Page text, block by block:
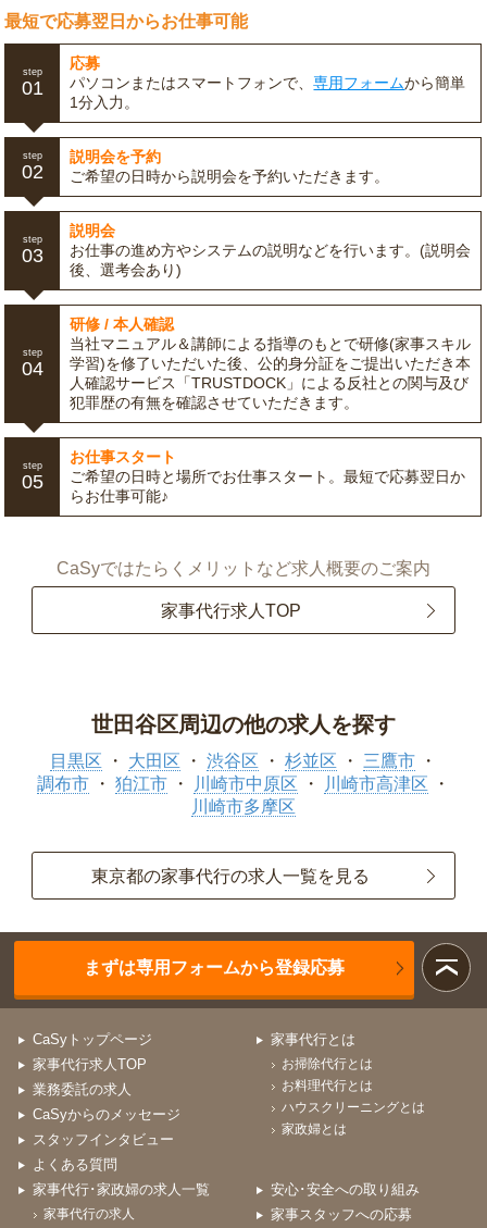
最短で応募翌日からお仕事可能
step
01
応募
パソコンまたはスマートフォンで、専用フォームから簡単
1分入力。
step
02
説明会を予約
ご希望の日時から説明会を予約いただきます。
step
03
説明会
お仕事の進め方やシステムの説明などを行います。(説明会
後、選考会あり)
step
04
研修 / 本人確認
当社マニュアル＆講師による指導のもとで研修(家事スキル
学習)を修了いただいた後、公的身分証をご提出いただき本
人確認サービス「TRUSTDOCK」による反社との関与及び
犯罪歴の有無を確認させていただきます。
step
05
お仕事スタート
ご希望の日時と場所でお仕事スタート。最短で応募翌日か
らお仕事可能♪
CaSyではたらくメリットなど求人概要のご案内
家事代行求人TOP
世田谷区周辺の他の求人を探す
目黒区 大田区 渋谷区 杉並区
三鷹市
調布市
狛江市 川崎市中原区
川崎市高津区
川崎市多摩区
東京都の家事代行の求人一覧を見る
まずは専用フォームから登録応募
CaSyトップページ
家事代行求人TOP
業務委託の求人
CaSyからのメッセージ
スタッフインタビュー
よくある質問
家事代行とは
お掃除代行とは
お料理代行とは
ハウスクリーニングとは
家政婦とは
家事代行･家政婦の求人一覧
家事代行の求人
安心･安全への取り組み
家事スタッフへの応募